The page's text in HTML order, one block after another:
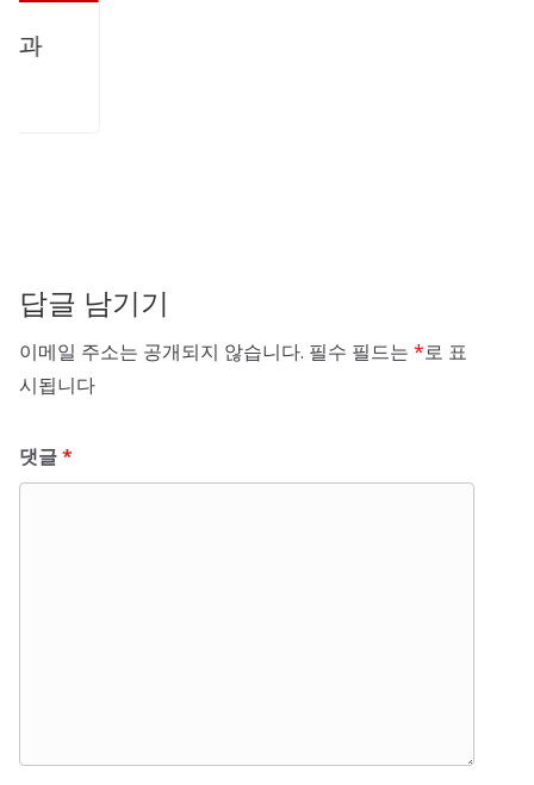
답글 남기기
이메일 주소는 공개되지 않습니다. 필수 필드는 *로 표
시됩니다
댓글*